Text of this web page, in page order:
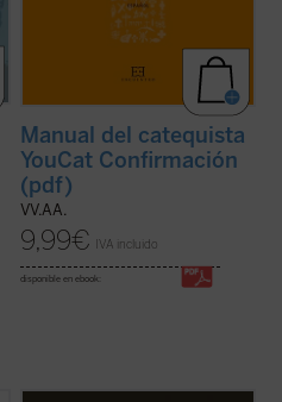
Manual del catequista
YouCat Confirmación
(pdf)
VV.AA.
9,99€ IVA incluido
disponible en ebook: